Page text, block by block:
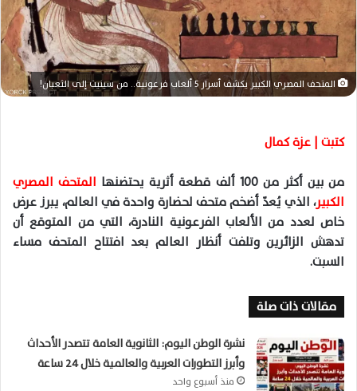
ا
إ
ل
ك
ت
ا
المتحف المصري الكبير يكشف أسرار 5 ألعاب فرعونية.. من سينيت إلى الثعبان!
كتبت | عزة كمال
من بين أكثر من100 ألف قطعة أثرية يحتضنها المتحف المصري
الكبير، الذي يُعدّ أضخم متحف لحضارة واحدة في العالم، يبرز عرض
خاص لعدد من الألعاب الفرعونية النادرة، التي من المتوقع أن
تدهش الزائرين وتلفت أنظار العالم بعد افتتاح المتحف مساء
السبت.
مقالات ذات صلة
نشرة الوطن اليوم: الثانوية العامة تتصدر الأحداث
وأبرز التطورات العربية والعالمية خلال 24 ساعة
منذ أسبوع واحد